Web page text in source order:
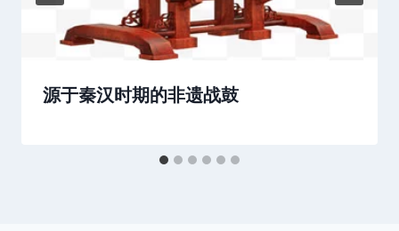
源于秦汉时期的非遗战鼓